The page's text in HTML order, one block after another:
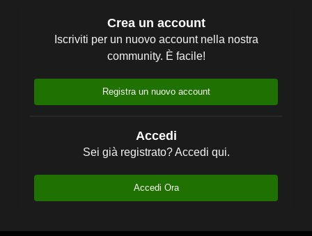
Crea un account
Iscriviti per un nuovo account nella nostra
community. È facile!
Registra un nuovo account
Accedi
Sei già registrato? Accedi qui.
Accedi Ora